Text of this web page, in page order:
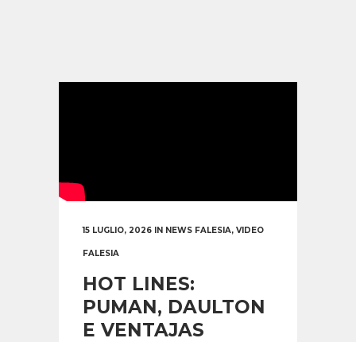
15 LUGLIO, 2026 IN NEWS FALESIA, VIDEO
FALESIA
HOT LINES:
PUMAN, DAULTON
E VENTAJAS